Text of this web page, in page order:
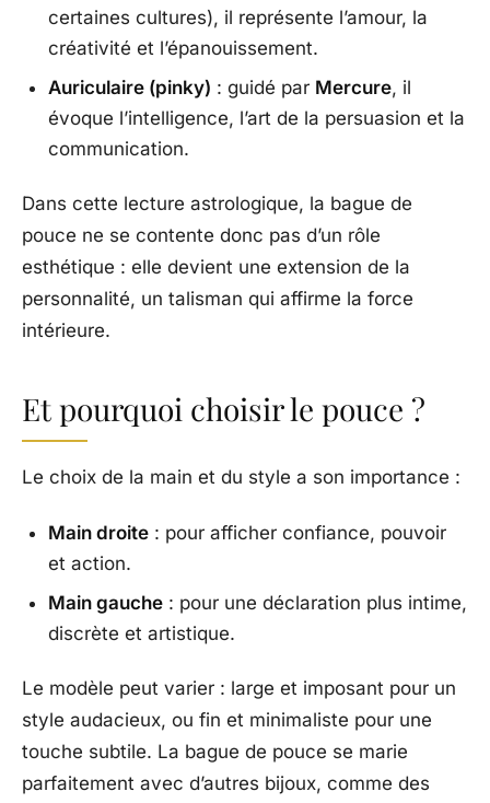
certaines cultures), il représente l’amour, la
créativité et l’épanouissement.
Auriculaire (pinky) : guidé par Mercure, il
évoque l’intelligence, l’art de la persuasion et la
communication.
Dans cette lecture astrologique, la bague de
pouce ne se contente donc pas d’un rôle
esthétique : elle devient une extension de la
personnalité, un talisman qui affirme la force
intérieure.
Et pourquoi choisir le pouce ?
Le choix de la main et du style a son importance :
Main droite : pour afficher confiance, pouvoir
et action.
Main gauche : pour une déclaration plus intime,
discrète et artistique.
Le modèle peut varier : large et imposant pour un
style audacieux, ou fin et minimaliste pour une
touche subtile. La bague de pouce se marie
parfaitement avec d’autres bijoux, comme des